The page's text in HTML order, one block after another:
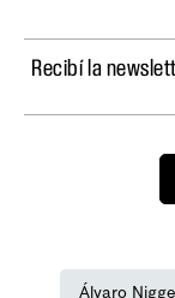
Recibí la
Álvaro